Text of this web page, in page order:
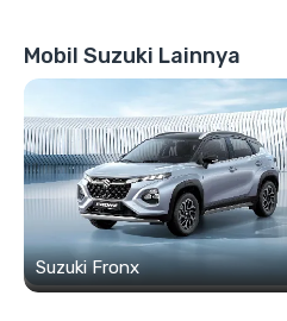
Mobil Suzuki Lainnya
Suzuki Fronx